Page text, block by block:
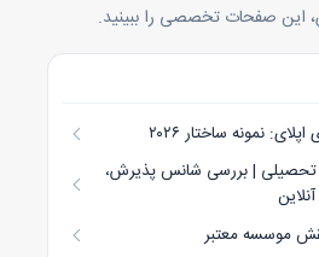
این صفحات تخصصی را ببینید.
تحصیلی | بررسی شانس پذیرش،
موسسه معتبر